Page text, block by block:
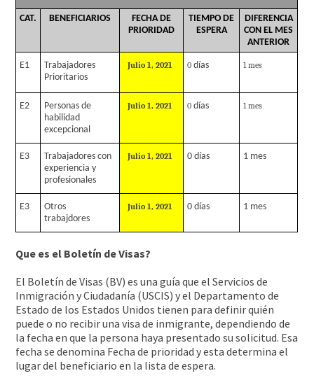
CAT. BENEFICIARIOS
FECHA DE
PRIORIDAD
TIEMPO DE
ESPERA
DIFERENCIA
CON EL MES
ANTERIOR
E1
Trabajadores
Prioritarios
Julio 1, 2021 0días 1 mes
E2
Personas de
habilidad
excepcional
Julio 1, 2021 0días 1 mes
E3
Trabajadores con
experiencia y
profesionales
Julio 1, 2021 0 días 1 mes
E3
Otros
trabajdores
Julio 1, 2021 0 días 1 mes
Que es el Boletín de Visas?
El Boletín de Visas (BV) es una guía que el Servicios de
Inmigración y Ciudadanía (USCIS) y el Departamento de
Estado de los Estados Unidos tienen para definir quién
puede o no recibir una visa de inmigrante, dependiendo de
la fecha en que la persona haya presentado su solicitud. Esa
fecha se denomina Fecha de prioridad y esta determina el
lugar del beneficiario en la lista de espera.